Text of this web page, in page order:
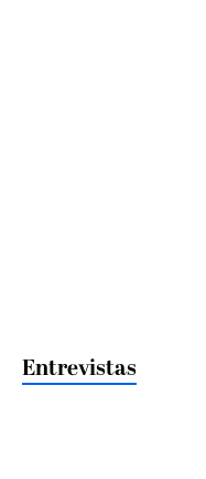
Entrevistas